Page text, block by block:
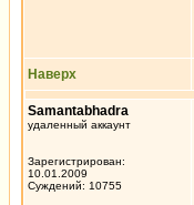
Наверх
Samantabhadra
удаленный аккаунт
Зарегистрирован:
10.01.2009
Суждений: 10755